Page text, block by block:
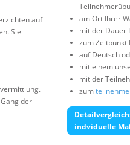
auf
Sie
der
am Ort Ihrer
mit der Dauer
zum Zeitpunkt
auf Deutsch
mit einem
mit der
zum
indviduelle